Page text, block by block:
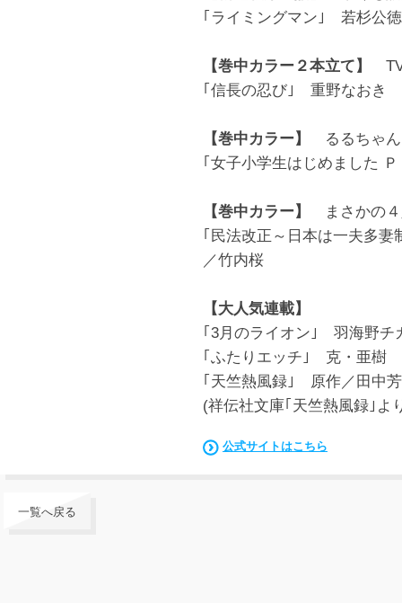
｢ライミングマン｣ 若杉公徳
【巻中カラー２本立て】
｢信長の忍び｣ 重野なおき
【巻中カラー】
るるちゃん
｢女子小学生はじめました
【巻中カラー】
まさかの
｢民法改正～日本は一夫多
／竹内桜
【大人気連載】
｢3月のライオン｣ 羽海野チ
｢ふたりエッチ｣ 克・亜樹
｢天竺熱風録｣ 原作／田中
(祥伝社文庫｢天竺熱風録｣
公式サイトはこちら
一覧へ戻る